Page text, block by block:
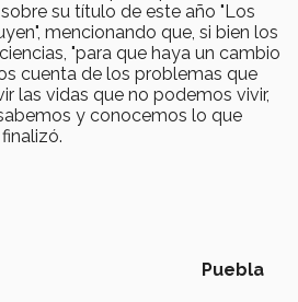
su título de este año "Los
mencionando que, si bien los
"para que haya un cambio
cuenta de los problemas que
las vidas que no podemos vivir,
y conocemos lo que
Puebla